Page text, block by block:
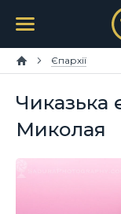
Єпархії
Чиказька
Миколая